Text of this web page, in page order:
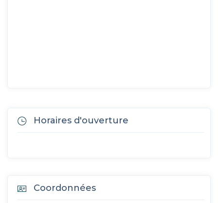
Horaires d'ouverture
Coordonnées